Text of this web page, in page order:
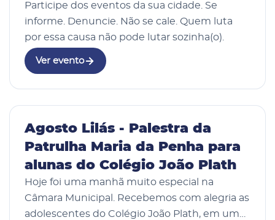
Participe dos eventos da sua cidade. Se
informe. Denuncie. Não se cale. Quem luta
por essa causa não pode lutar sozinha(o).
Ver evento
04 Ago 2026
Agosto Lilás - Palestra da
Patrulha Maria da Penha para
alunas do Colégio João Plath
Hoje foi uma manhã muito especial na
Câmara Municipal. Recebemos com alegria as
adolescentes do Colégio João Plath, em uma